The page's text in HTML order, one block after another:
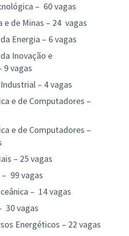
– 60 vagas
e de Minas – 24 vagas
Energia – 6 vagas
Inovação e
9 vagas
– 4 vagas
e de Computadores –
e de Computadores –
– 25 vagas
– 99 vagas
– 14 vagas
30 vagas
Energéticos – 22 vagas